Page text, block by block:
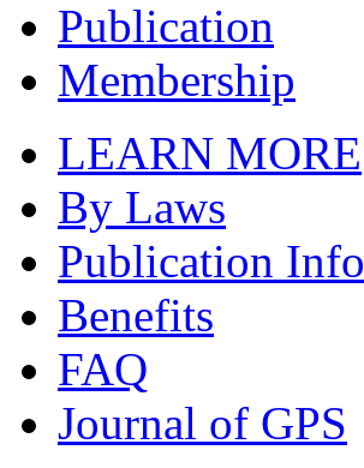
Publication
Membership
LEARN MORE
By Laws
Publication Info
Benefits
FAQ
Journal of GPS